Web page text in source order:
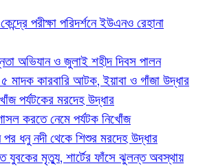
পরীক্ষা পরিদর্শনে ইউএনও রেহানা
অভিযান ও জুলাই শহীদ দিবস পালন
৫ মাদক কারবারি আটক, ইয়াবা ও গাঁজা উদ্ধার
পর্যটকের মরদেহ উদ্ধার
করতে নেমে পর্যটক নিখোঁজ
ধনু নদী থেকে শিশুর মরদেহ উদ্ধার
যুবকের মৃত্যু, শার্টের ফাঁসে ঝুলন্ত অবস্থায়